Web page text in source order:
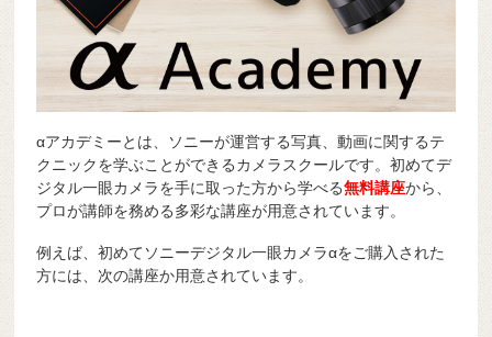
αアカデミーとは、ソニーが運営する写真、動画に関するテ
クニックを学ぶことができるカメラスクールです。初めてデ
ジタル一眼カメラを手に取った方から学べる無料講座から、
プロが講師を務める多彩な講座が用意されています。
例えば、初めてソニーデジタル一眼カメラαをご購入された
方には、次の講座か用意されています。